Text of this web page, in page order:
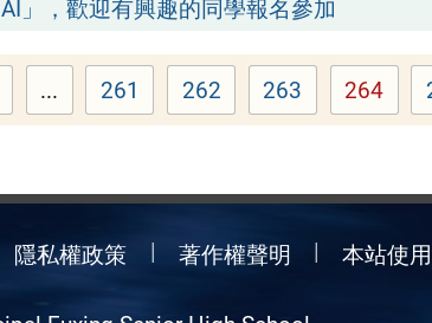
AI」，歡迎有興趣的同學報名參加
Page... Page
261 Page
262 Page
263 Page
264
隱私權政策 著作權聲明 本站使